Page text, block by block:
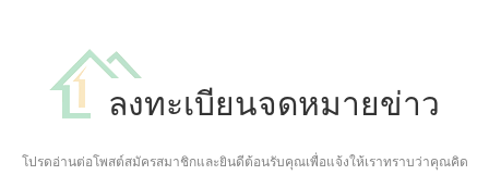
ลงทะเบียนจดหมายข่าว
โปรดอ่านต่อโพสต์สมัครสมาชิกและยินดีต้อนรับคุณเพื่อแจ้งให้เราทราบว่าคุณคิด